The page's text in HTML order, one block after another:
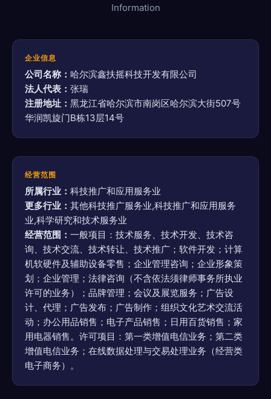
Information
企业信息
公司名称： 哈尔滨鑫扶摇科技开发有限公司
法人代表： 张瑞
注册地址： 黑龙江省哈尔滨市南岗区哈尔滨大街507号
华润凯旋门B栋13层14号
经营范围
所属行业： 科技推广和应用服务业
更多行业： 其他科技推广服务业,科技推广和应用服务
业,科学研究和技术服务业
经营范围： 一般项目：技术服务、技术开发、技术咨
询、技术交流、技术转让、技术推广；软件开发；计算
机软硬件及辅助设备零售；企业管理咨询；企业形象策
划；企业管理；法律咨询（不含依法须律师事务所执业
许可的业务）；品牌管理；会议及展览服务；广告设
计、代理；广告发布；广告制作；组织文化艺术交流活
动；办公用品销售；电子产品销售；日用百货销售；家
用电器销售。许可项目：第一类增值电信业务；第二类
增值电信业务；在线数据处理与交易处理业务（经营类
电子商务）。